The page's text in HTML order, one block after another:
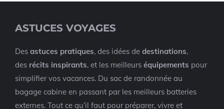
ASTUCES VOYAGES
Des astuces pratiques, des idées de destinations,
des récits inspirants, et les meilleurs équipements pour
simplifier vos vacances. Du sac de randonnée au
bagage cabine en passant par les meilleurs batteries
externes. Tout ce qu’il faut pour préparer, vivre et